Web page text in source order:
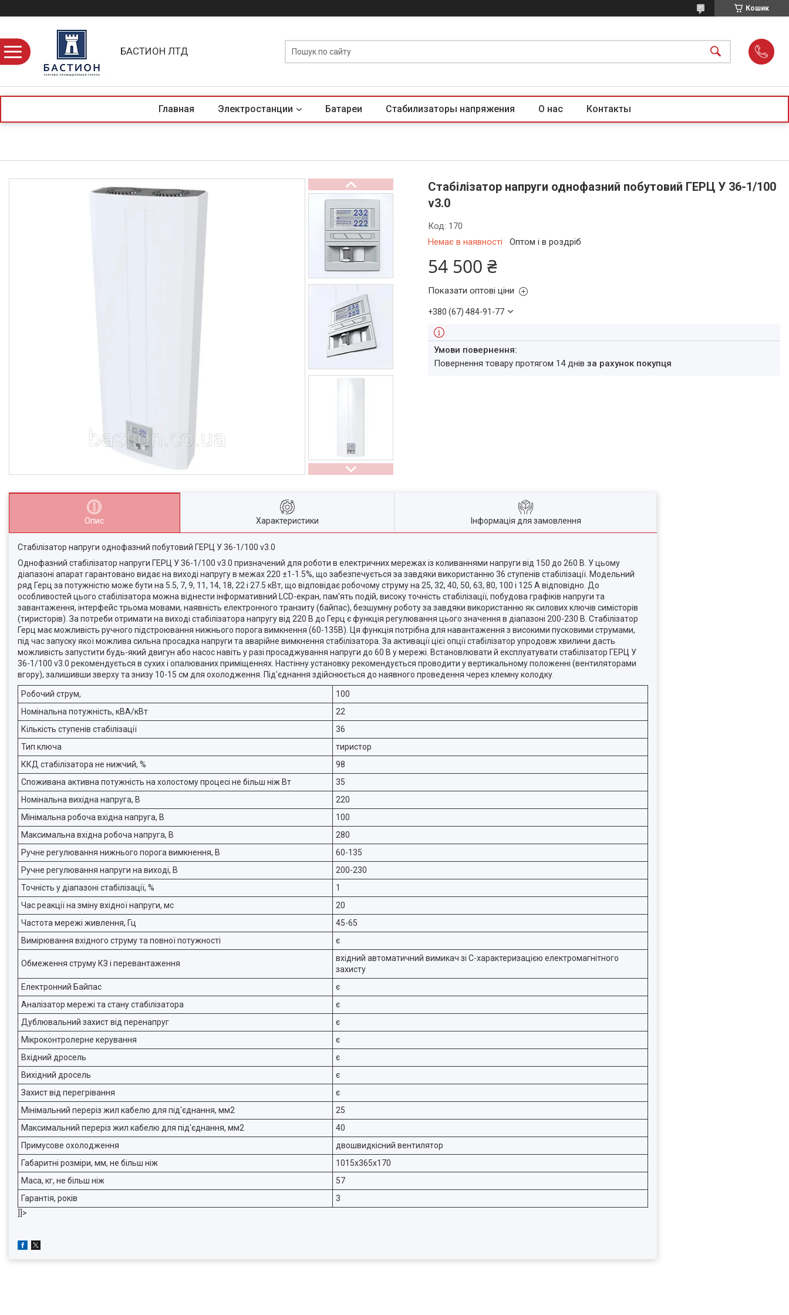
Кошик
БАСТИОН ЛТД
Главная Электростанции Батареи Стабилизаторы напряжения О нас Контакты
Стабілізатор напруги однофазний побутовий ГЕРЦ У 36-1/100
v3.0
Немає в наявності Оптом і в роздріб
Код: 170
54 500 ₴
Показати оптові ціни
+380 (67) 484-91-77
повернення товару протягом 14 днівза рахунок покупця
Опис Характеристики Інформація для замовлення
Стабілізатор напруги однофазний побутовий ГЕРЦ У 36-1/100 v3.0
Однофазний стабілізатор напруги ГЕРЦ У 36-1/100 v3.0 призначений для роботи в електричних мережах із коливаннями напруги від 150 до 260 В. У цьому
діапазоні апарат гарантовано видає на виході напругу в межах 220 ±1-1.5%, що забезпечується за завдяки використанню 36 ступенів стабілізації. Модельний
ряд Герц за потужністю може бути на 5.5, 7, 9, 11, 14, 18, 22 і 27.5 кВт, що відповідає робочому струму на 25, 32, 40, 50, 63, 80, 100 і 125 А відповідно. До
особливостей цього стабілізатора можна віднести інформативний LCD-екран, пам'ять подій, високу точність стабілізації, побудова графіків напруги та
завантаження, інтерфейс трьома мовами, наявність електронного транзиту (байпас), безшумну роботу за завдяки використанню як силових ключів симісторів
(тиристорів). За потреби отримати на виході стабілізатора напругу від 220 В до Герц є функція регулювання цього значення в діапазоні 200-230 В. Стабілізатор
Герц має можливість ручного підстроювання нижнього порога вимкнення (60-135В). Ця функція потрібна для навантаження з високими пусковими струмами,
під час запуску якої можлива сильна просадка напруги та аварійне вимкнення стабілізатора. За активації цієї опції стабілізатор упродовж хвилини дасть
можливість запустити будь-який двигун або насос навіть у разі просаджування напруги до 60 В у мережі. Встановлювати й експлуатувати стабілізатор ГЕРЦ У
36-1/100 v3.0 рекомендується в сухих і опалюваних приміщеннях. Настінну установку рекомендується проводити у вертикальному положенні (вентиляторами
вгору), залишивши зверху та знизу 10-15 см для охолодження. Під'єднання здійснюється до наявного проведення через клемну колодку.
Робочий струм,
100
Номінальна потужність, кВА/кВт
22
Кількість ступенів стабілізації
36
Тип ключа
тиристор
ККД стабілізатора не нижчий, %
98
Споживана активна потужність на холостому процесі не більш ніж Вт
35
Номінальна вихідна напруга, В
220
Мінімальна робоча вхідна напруга, В
100
Максимальна вхідна робоча напруга, В
280
Ручне регулювання нижнього порога вимкнення, В
60-135
Ручне регулювання напруги на виході, В
200-230
Точність у діапазоні стабілізації, %
1
Час реакції на зміну вхідної напруги, мс
20
Частота мережі живлення, Гц
45-65
Вимірювання вхідного струму та повної потужності
є
Обмеження струму КЗ і перевантаження
вхідний автоматичний вимикач зі С-характеризацією електромагнітного
захисту
Електронний Байпас
є
Аналізатор мережі та стану стабілізатора
є
Дублювальний захист від перенапруг
є
Мікроконтролерне керування
є
Вхідний дросель
є
Вихідний дросель
є
Захист від перегрівання
є
Мінімальний переріз жил кабелю для під'єднання, мм2
25
Максимальний переріз жил кабелю для під'єднання, мм2
40
Примусове охолодження
двошвидкісний вентилятор
Габаритні розміри, мм, не більш ніж
1015х365х170
Маса, кг, не більш ніж
57
Гарантія, років
3
]]>